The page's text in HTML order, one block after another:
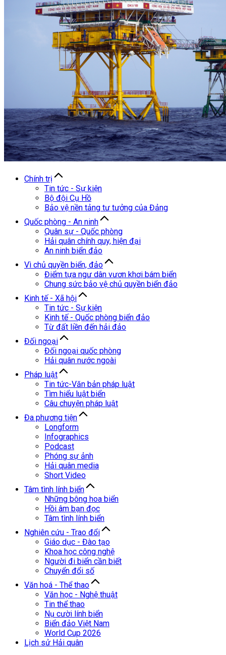
Chính trị
Tin tức - Sự kiện
Bộ đội Cụ Hồ
Bảo vệ nền tảng tư tưởng của Đảng
Quốc phòng - An ninh
Quân sự - Quốc phòng
Hải quân chính quy, hiện đại
An ninh biển đảo
Vì chủ quyền biển, đảo
Điểm tựa ngư dân vươn khơi bám biển
Chung sức bảo vệ chủ quyền biển đảo
Kinh tế - Xã hội
Tin tức - Sự kiện
Kinh tế - Quốc phòng biển đảo
Từ đất liền đến hải đảo
Đối ngoại
Đối ngoại quốc phòng
Hải quân nước ngoài
Pháp luật
Tin tức-Văn bản pháp luật
Tìm hiểu luật biển
Câu chuyện pháp luật
Đa phương tiện
Longform
Infographics
Podcast
Phóng sự ảnh
Hải quân media
Short Video
Tâm tình lính biển
Những bông hoa biển
Hồi âm bạn đọc
Tâm tình lính biển
Nghiên cứu - Trao đổi
Giáo dục - Đào tạo
Khoa học công nghệ
Người đi biển cần biết
Chuyển đổi số
Văn hoá - Thể thao
Văn học - Nghệ thuật
Tin thể thao
Nụ cười lính biển
Biển đảo Việt Nam
World Cup 2026
Lịch sử Hải quân